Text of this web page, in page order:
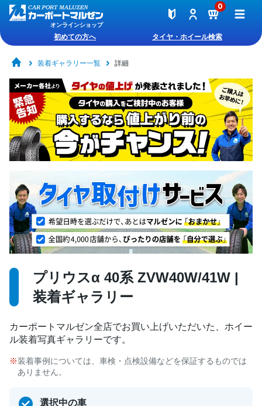
オンラインショップ
0
初めての方へ タイヤ・ホイール検索
装着ギャラリー一覧 詳細
プリウスα 40系 ZVW40W/41W |
装着ギャラリー
カーポートマルゼン全店でお買い上げいただいた、ホイー
ル装着写真ギャラリーです。
装着事例については、車検・点検設備などを保証するものでは
ありません。
選択中の車